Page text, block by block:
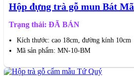
Hộp đựng trà gỗ mun Bát Mã
Trạng thái: ĐÃ BÁN
Kích thước: cao 18cm, đường kính 10cm
Mã sản phẩm: MN-10-BM